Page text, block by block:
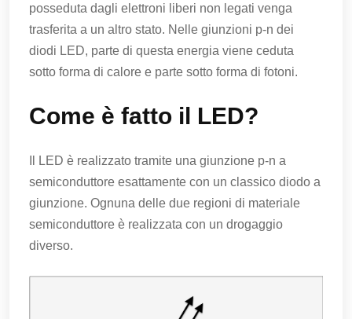
posseduta dagli elettroni liberi non legati venga
trasferita a un altro stato. Nelle giunzioni p-n dei
diodi LED, parte di questa energia viene ceduta
sotto forma di calore e parte sotto forma di fotoni.
Come è fatto il LED?
Il LED è realizzato tramite una giunzione p-n a
semiconduttore esattamente con un classico diodo a
giunzione. Ognuna delle due regioni di materiale
semiconduttore è realizzata con un drogaggio
diverso.